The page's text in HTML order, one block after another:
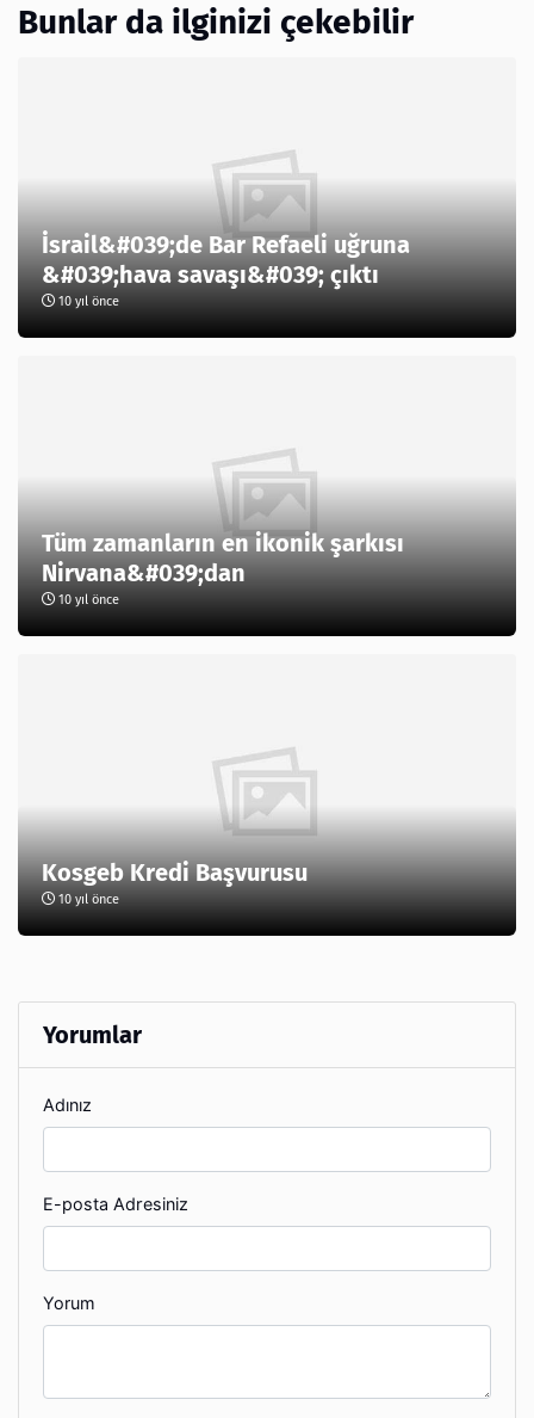
Bunlar da ilginizi çekebilir
İsrail&#039;de Bar Refaeli uğruna
&#039;hava savaşı&#039; çıktı
10 yıl önce
Tüm zamanların en ikonik şarkısı
Nirvana&#039;dan
10 yıl önce
Kosgeb Kredi Başvurusu
10 yıl önce
Yorumlar
Adınız
E-posta Adresiniz
Yorum